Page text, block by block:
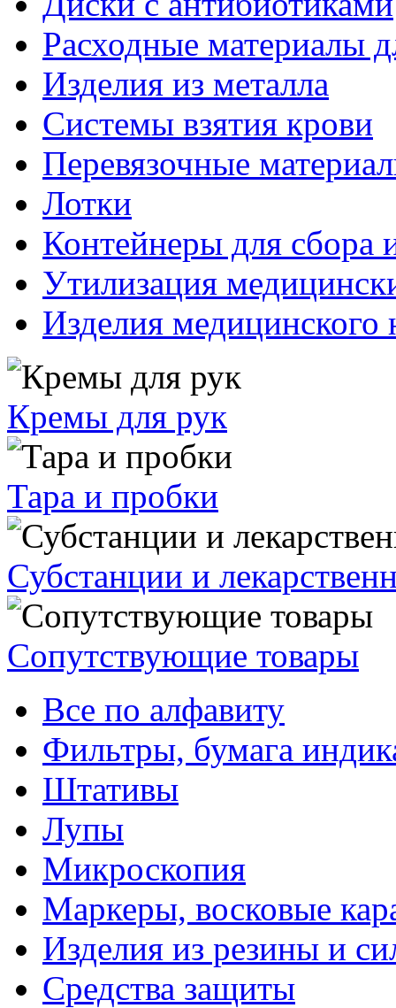
Расходные материалы
Изделия из металла
Системы взятия крови
Перевязочные
Лотки
Контейнеры для сбора
Утилизация
Изделия медицинского
Кремы для рук
Тара и пробки
Субстанции и
Сопутствующие товары
Все по алфавиту
Фильтры, бумага
Штативы
Лупы
Микроскопия
Маркеры, восковые
Изделия из резины и
Средства защиты